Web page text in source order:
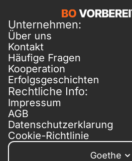
Unternehmen:
Über uns
Kontakt
Häufige Fragen
Kooperation
Erfolgsgeschichten
Rechtliche Info:
Impressum
AGB
Datenschutzerklarung
Cookie-Richtlinie
Goethe